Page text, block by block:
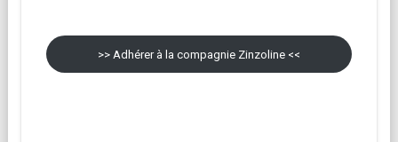
>> Adhérer à la compagnie Zinzoline <<